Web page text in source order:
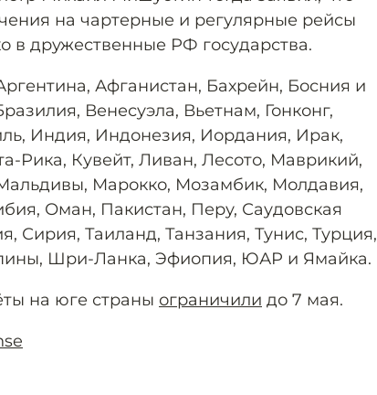
на чартерные и регулярные рейсы
в дружественные РФ государства.
Афганистан, Бахрейн, Босния и
Венесуэла, Вьетнам, Гонконг,
Индия, Индонезия, Иордания, Ирак,
Рика, Кувейт, Ливан, Лесото, Маврикий,
Марокко, Мозамбик, Молдавия,
Оман, Пакистан, Перу, Саудовская
Сирия, Таиланд, Танзания, Тунис, Турция,
Шри-Ланка, Эфиопия, ЮАР и Ямайка.
на юге страны ограничили до 7 мая.